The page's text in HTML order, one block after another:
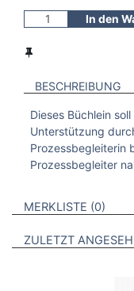
In den
BESCHREIBUNG
Dieses Büchlein
Unterstützung
Prozessbegleiterin
Prozessbegleiter
VERWEISE AUF
MERKLISTE 0
ZULETZT